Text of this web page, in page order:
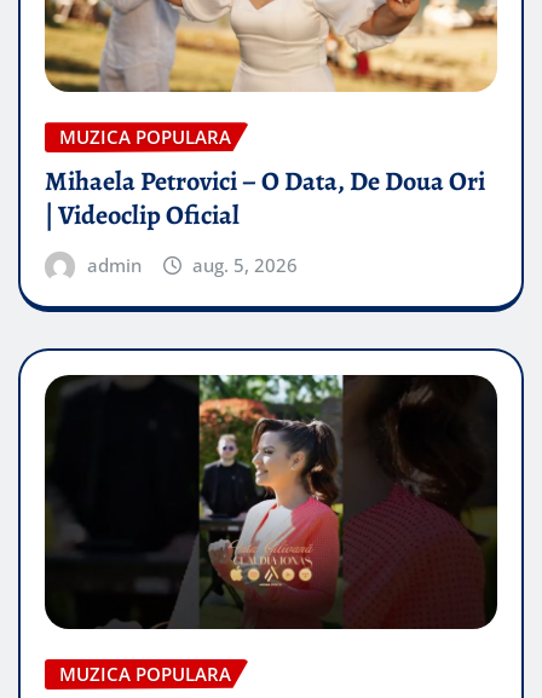
MUZICA POPULARA
Mihaela Petrovici – O Data, De Doua Ori
| Videoclip Oficial
admin aug. 5, 2026
MUZICA POPULARA